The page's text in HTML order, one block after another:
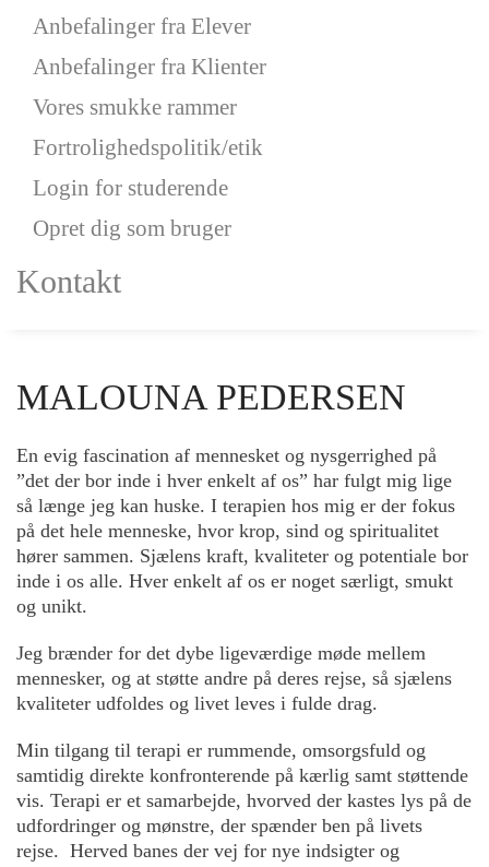
Anbefalinger fra Elever
Anbefalinger fra Klienter
Vores smukke rammer
Fortrolighedspolitik/etik
Login for studerende
Opret dig som bruger
Kontakt
MALOUNA PEDERSEN
En evig fascination af mennesket og nysgerrighed på
”det der bor inde i hver enkelt af os” har fulgt mig lige
så længe jeg kan huske. I terapien hos mig er der fokus
på det hele menneske, hvor krop, sind og spiritualitet
hører sammen. Sjælens kraft, kvaliteter og potentiale bor
inde i os alle. Hver enkelt af os er noget særligt, smukt
og unikt.
Jeg brænder for det dybe ligeværdige møde mellem
mennesker, og at støtte andre på deres rejse, så sjælens
kvaliteter udfoldes og livet leves i fulde drag.
Min tilgang til terapi er rummende, omsorgsfuld og
samtidig direkte konfronterende på kærlig samt støttende
vis. Terapi er et samarbejde, hvorved der kastes lys på de
udfordringer og mønstre, der spænder ben på livets
rejse. Herved banes der vej for nye indsigter og